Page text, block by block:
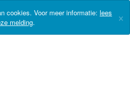
cookies. Voor meer informatie: lees
melding. ×